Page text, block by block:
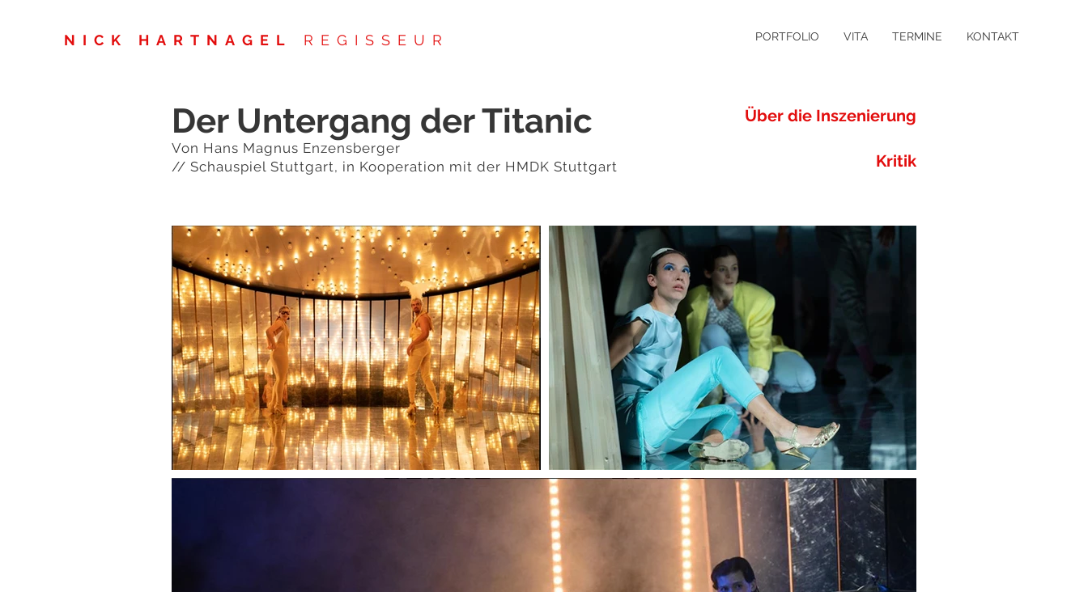
PORTFOLIO VITA TERMINE KONTAKT
NICK HARTNAGEL REGISSEUR
Der Untergang der Titanic
Von Hans Magnus Enzensberger
// Schauspiel Stuttgart, in Kooperation mit der HMDK Stuttgart
Über die Inszenierung
Kritik